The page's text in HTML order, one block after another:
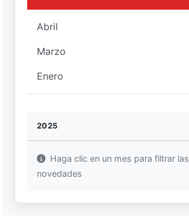
Abril
Marzo
Enero
2025
Haga clic en un mes para filtrar las
novedades